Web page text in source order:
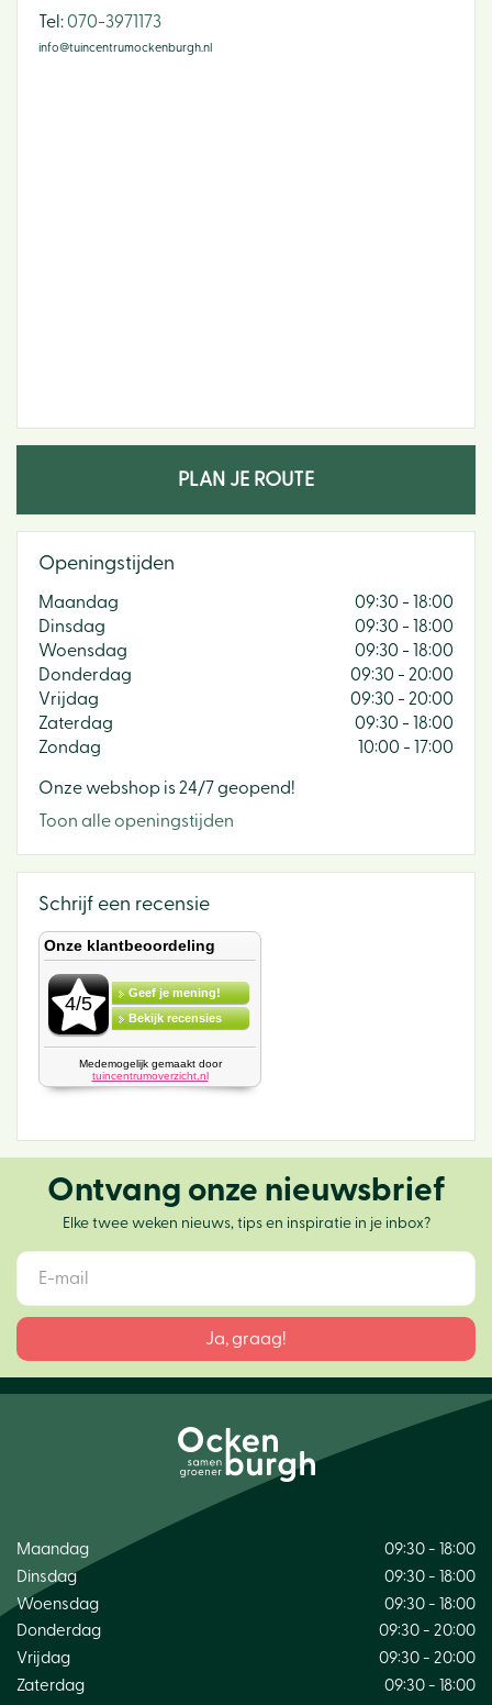
​Tel:070-3971173
info@tuincentrumockenburgh.nl
PLAN JE ROUTE
Openingstijden
Maandag
09:30 - 18:00
Dinsdag
09:30 - 18:00
Woensdag
09:30 - 18:00
Donderdag
09:30 - 20:00
Vrijdag
09:30 - 20:00
Zaterdag
09:30 - 18:00
Zondag
10:00 - 17:00
Onze webshop is 24/7 geopend!
Toon alle openingstijden
Schrijf een recensie
Ontvang onze nieuwsbrief
Elke twee weken nieuws, tips en inspiratie in je inbox?
Maandag
09:30 - 18:00
Dinsdag
09:30 - 18:00
Woensdag
09:30 - 18:00
Donderdag
09:30 - 20:00
Vrijdag
09:30 - 20:00
Zaterdag
09:30 - 18:00